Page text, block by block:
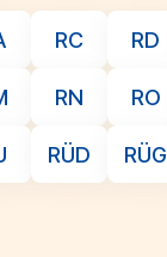
RC RD
RN RO
RÜD RÜG